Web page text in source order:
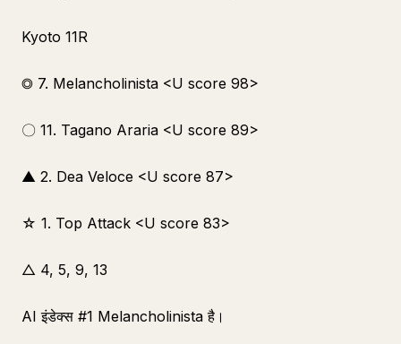
Kyoto 11R
◎ 7. Melancholinista <U score 98>
〇 11. Tagano Araria <U score 89>
▲ 2. Dea Veloce <U score 87>
☆ 1. Top Attack <U score 83>
△ 4, 5, 9, 13
AI इंडेक्स #1 Melancholinista है।